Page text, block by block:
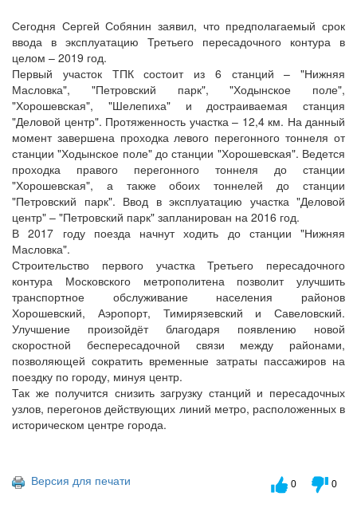
Сегодня Сергей Собянин заявил, что предполагаемый срок
ввода в эксплуатацию Третьего пересадочного контура в
целом – 2019 год.
Первый участок ТПК состоит из 6 станций – "Ниж­няя
Масловка", "Петровский парк", "Ходынское поле",
"Хорошевская", "Шелепиха" и достраиваемая станция
"Деловой центр". Протяженность участка – 12,4 км. На данный
момент завершена проходка левого перегонного тоннеля от
станции "Ходынское поле" до станции "Хорошевская". Ведется
проходка правого перегонного тоннеля до станции
"Хорошевская", а также обоих тоннелей до станции
"Петровский парк". Ввод в эксплуатацию участка "Деловой
центр" – "Петровский парк" запланирован на 2016 год.
В 2017 году поезда начнут ходить до станции "Нижняя
Масловка".
Строительство первого участка Третьего пересадочного
контура Московского метрополитена позволит улучшить
транспортное обслуживание населения районов
Хорошевский, Аэро­порт, Тимирязевский и Савеловский.
Улучшение произойдёт благодаря появлению новой
скоростной беспересадочной связи между районами,
позволяющей сократить временные затраты пассажиров на
поездку по городу, минуя центр.
Так же получится снизить загрузку станций и пересадочных
узлов, перегонов действующих линий метро, расположенных в
историческом центре города.
Версия для печати 0 0